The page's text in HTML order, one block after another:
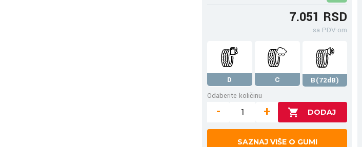
7.051 RSD
sa PDV-om
D C
B(72dB)
Odaberite količinu
- +
SAZNAJ VIŠE O GUMI